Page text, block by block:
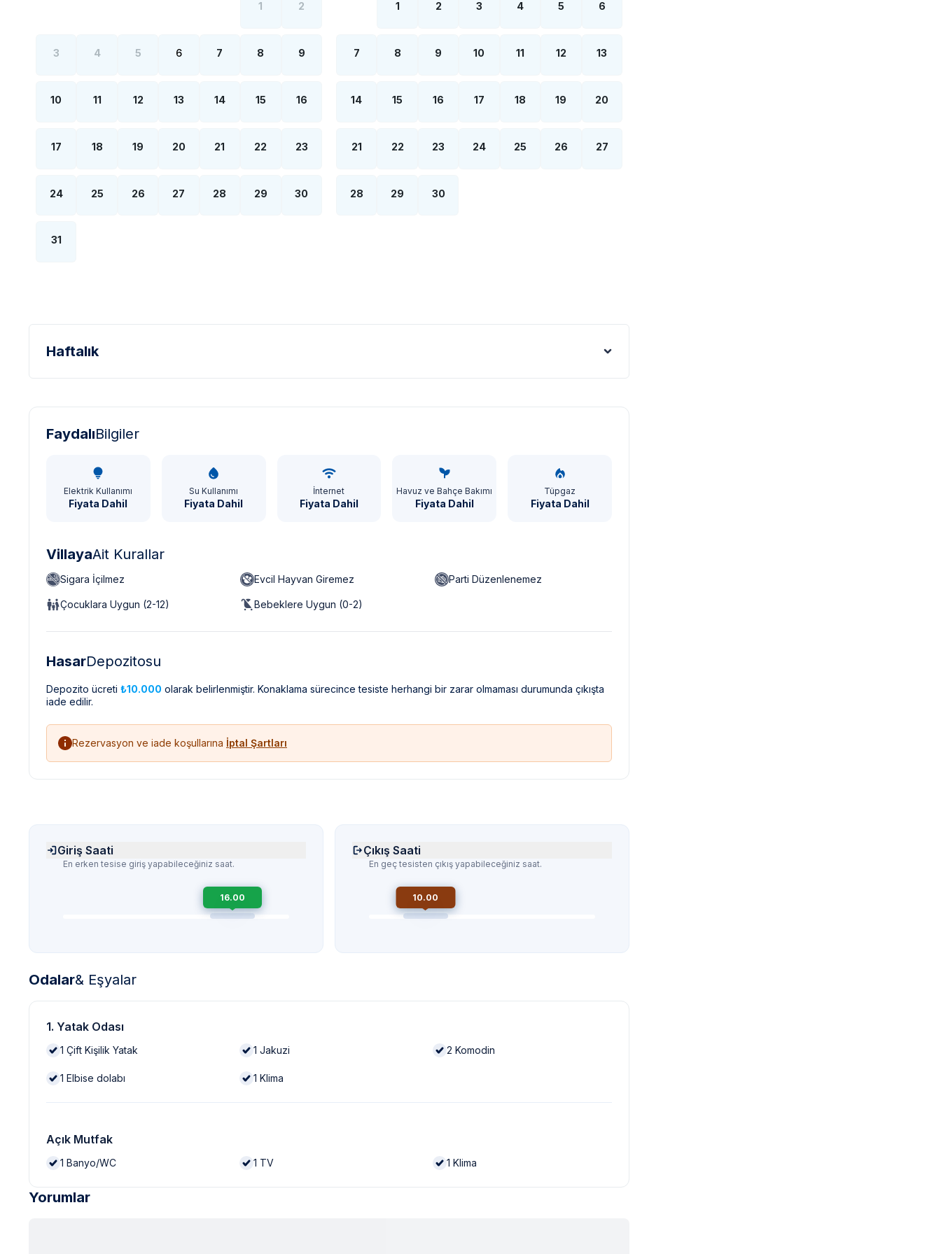
1 2
3 4 5 6 7 8 9
10 11 12 13 14 15 16
17 18 19 20 21 22 23
24 25 26 27 28 29 30
31
1 2 3 4 5 6
7 8 9 10 11 12 13
14 15 16 17 18 19 20
21 22 23 24 25 26 27
28 29 30
Haftalık
FaydalıBilgiler
Elektrik Kullanımı
Fiyata Dahil
Su Kullanımı
Fiyata Dahil
İnternet
Fiyata Dahil
Havuz ve Bahçe Bakımı
Fiyata Dahil
Tüpgaz
Fiyata Dahil
VillayaAit Kurallar
Sigara İçilmez Evcil Hayvan Giremez Parti Düzenlenemez
Çocuklara Uygun (2-12) Bebeklere Uygun (0-2)
HasarDepozitosu
Depozito ücreti ₺10.000 olarak belirlenmiştir. Konaklama sürecince tesiste herhangi bir zarar olmaması durumunda çıkışta
iade edilir.
Rezervasyon ve iade koşullarına İptal Şartları
Giriş Saati
En erken tesise giriş yapabileceğiniz saat.
16.00
Çıkış Saati
En geç tesisten çıkış yapabileceğiniz saat.
10.00
Odalar& Eşyalar
1. Yatak Odası
1 Çift Kişilik Yatak 1 Jakuzi 2 Komodin
1 Elbise dolabı 1 Klima
Açık Mutfak
1 Banyo/WC 1 TV 1 Klima
Yorumlar